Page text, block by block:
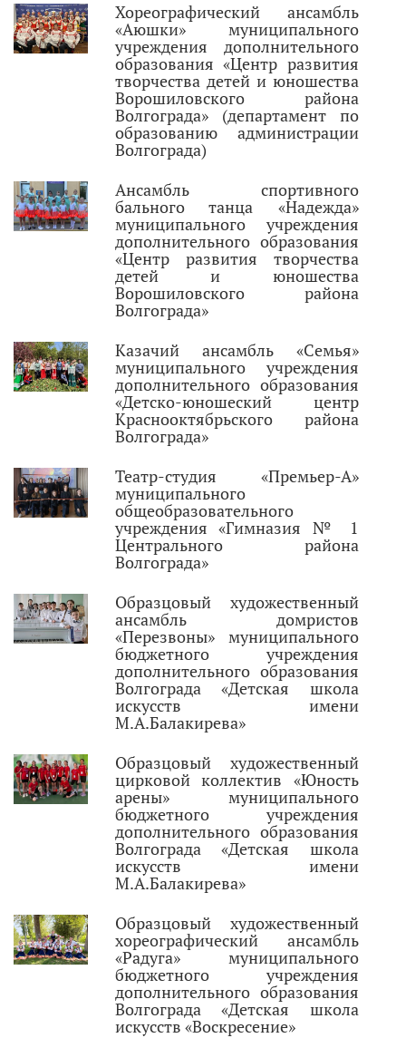
Хореографический ансамбль
«Аюшки» муниципального
учреждения дополнительного
образования «Центр развития
творчества детей и юношества
Ворошиловского района
Волгограда» (департамент по
образованию администрации
Волгограда)
Ансамбль спортивного
бального танца «Надежда»
муниципального учреждения
дополнительного образования
«Центр развития творчества
детей и юношества
Ворошиловского района
Волгограда»
Казачий ансамбль «Семья»
муниципального учреждения
дополнительного образования
«Детско-юношеский центр
Краснооктябрьского района
Волгограда»
Театр-студия «Премьер-А»
муниципального
общеобразовательного
учреждения «Гимназия № 1
Центрального района
Волгограда»
Образцовый художественный
ансамбль домристов
«Перезвоны» муниципального
бюджетного учреждения
дополнительного образования
Волгограда «Детская школа
искусств имени
М.А.Балакирева»
Образцовый художественный
цирковой коллектив «Юность
арены» муниципального
бюджетного учреждения
дополнительного образования
Волгограда «Детская школа
искусств имени
М.А.Балакирева»
Образцовый художественный
хореографический ансамбль
«Радуга» муниципального
бюджетного учреждения
дополнительного образования
Волгограда «Детская школа
искусств «Воскресение»